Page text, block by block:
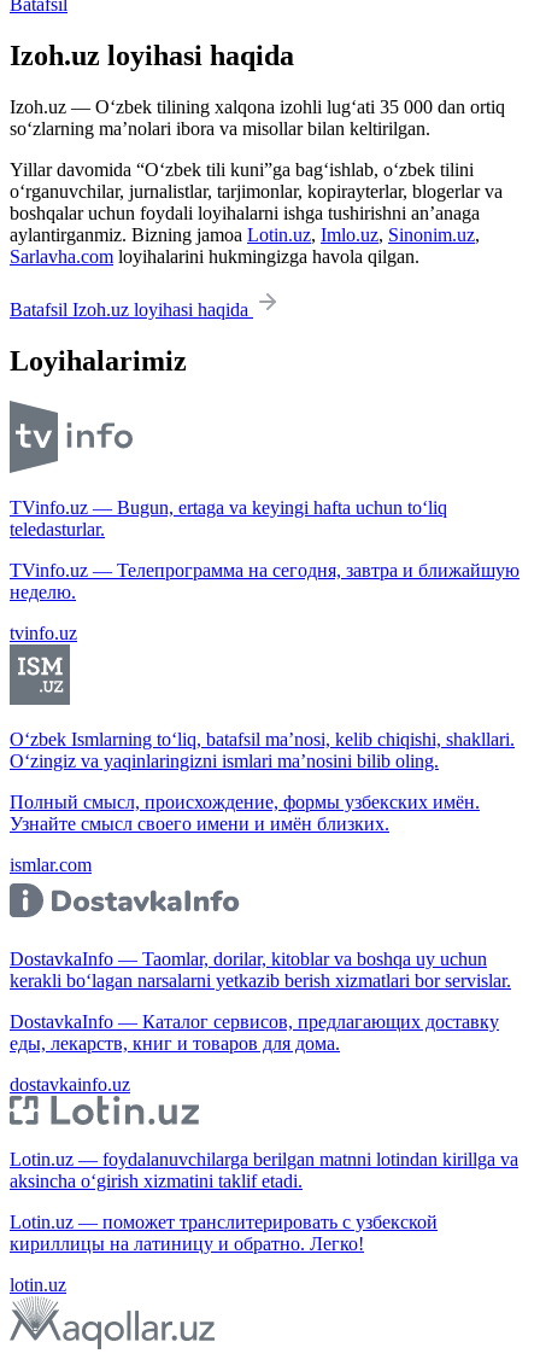
Izoh.uz loyihasi haqida
Izoh.uz — O‘zbek tilining xalqona izohli lug‘ati 35 000 dan ortiq
so‘zlarning ma’nolari ibora va misollar bilan keltirilgan.
Yillar davomida “O‘zbek tili kuni”ga bag‘ishlab, o‘zbek tilini
o‘rganuvchilar, jurnalistlar, tarjimonlar, kopirayterlar, blogerlar va
boshqalar uchun foydali loyihalarni ishga tushirishni an’anaga
aylantirganmiz. Bizning jamoa Lotin.uz, Imlo.uz, Sinonim.uz,
Sarlavha.com loyihalarini hukmingizga havola qilgan.
Batafsil Izoh.uz loyihasi haqida
Loyihalarimiz
TVinfo.uz — Bugun, ertaga va keyingi hafta uchun to‘liq
teledasturlar.
TVinfo.uz — Телепрограмма на сегодня, завтра и ближайшую
неделю.
tvinfo.uz
O‘zbek Ismlarning to‘liq, batafsil ma’nosi, kelib chiqishi, shakllari.
O‘zingiz va yaqinlaringizni ismlari ma’nosini bilib oling.
Полный смысл, происхождение, формы узбекских имён.
Узнайте смысл своего имени и имён близких.
ismlar.com
DostavkaInfo — Taomlar, dorilar, kitoblar va boshqa uy uchun
kerakli bo‘lagan narsalarni yetkazib berish xizmatlari bor servislar.
DostavkaInfo — Каталог сервисов, предлагающих доставку
еды, лекарств, книг и товаров для дома.
dostavkainfo.uz
Lotin.uz — foydalanuvchilarga berilgan matnni lotindan kirillga va
aksincha o‘girish xizmatini taklif etadi.
Lotin.uz — поможет транслитерировать с узбекской
кириллицы на латиницу и обратно. Легко!
lotin.uz